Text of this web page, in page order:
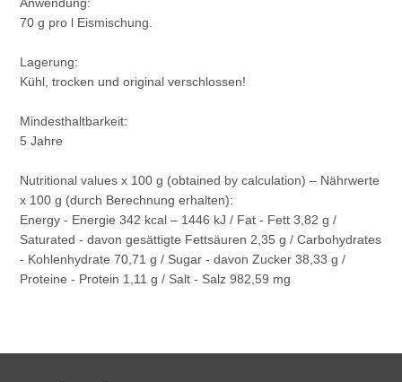
70 g pro l Eismischung.
Lagerung:
Kühl, trocken und original verschlossen!
Mindesthaltbarkeit:
5 Jahre
Nutritional values x 100 g (obtained by calculation) – Nährwerte
x 100 g (durch Berechnung erhalten):
Energy - Energie 342 kcal – 1446 kJ / Fat - Fett 3,82 g /
Saturated - davon gesättigte Fettsäuren 2,35 g / Carbohydrates
- Kohlenhydrate 70,71 g / Sugar - davon Zucker 38,33 g /
Proteine - Protein 1,11 g / Salt - Salz 982,59 mg